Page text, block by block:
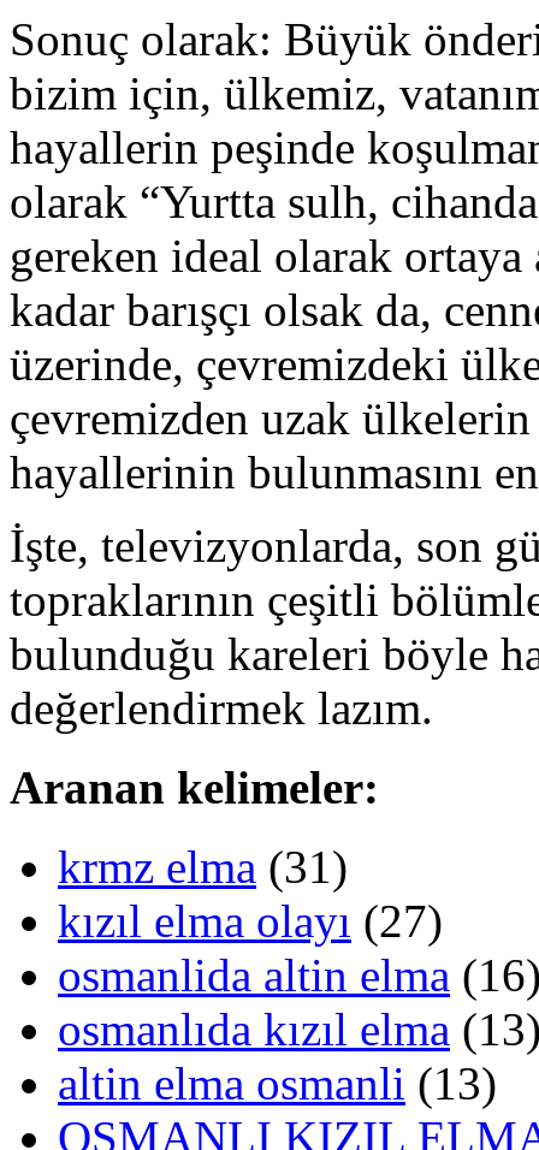
Sonuç olarak: Büyük
bizim için, ülkemiz,
hayallerin peşinde
olarak “Yurtta sulh,
gereken ideal olarak ortaya
kadar barışçı olsak da,
üzerinde, çevremizdeki
çevremizden uzak
hayallerinin bulunmasını
İşte, televizyonlarda, son
topraklarının çeşitli
bulunduğu kareleri böyle
değerlendirmek lazım.
Aranan kelimeler:
krmz elma (31)
kızıl elma olayı (27)
osmanlida altin elma
osmanlıda kızıl elma
altin elma osmanli (13)
OSMANLI KIZIL